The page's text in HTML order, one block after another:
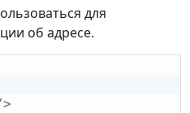
для
об адресе.